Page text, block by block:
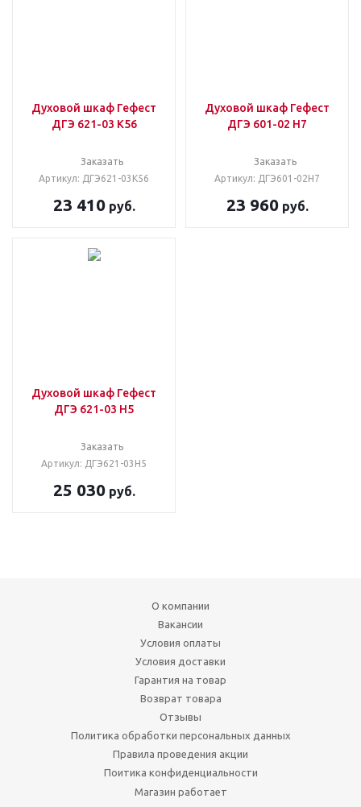
Духовой шкаф Гефест
ДГЭ 621-03 К56
Заказать
Артикул: ДГЭ621-03К56
23 410руб.
Духовой шкаф Гефест
ДГЭ 601-02 Н7
Заказать
Артикул: ДГЭ601-02Н7
23 960руб.
Духовой шкаф Гефест
ДГЭ 621-03 Н5
Заказать
Артикул: ДГЭ621-03Н5
25 030руб.
О компании
Вакансии
Условия оплаты
Условия доставки
Гарантия на товар
Возврат товара
Отзывы
Политика обработки персональных данных
Правила проведения акции
Поитика конфиденциальности
Магазин работает